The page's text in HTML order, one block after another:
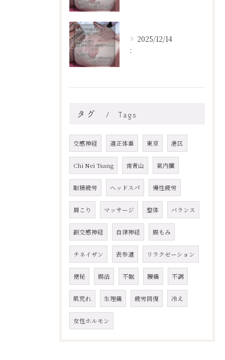
2025/12/14
:
タグ Tags
交感神経 適正体重 東京 港区
Chi Nei Tsang 南青山 氣内臓
眼精疲労 ヘッドスパ 慢性疲労
肩こり マッサージ 整体 バランス
副交感神経 自律神経 腸もみ
チネイザン 表参道 リラクゼーション
便秘 腸活 不眠 腰痛 不調
肌荒れ 生理痛 疲労回復 冷え
女性ホルモン